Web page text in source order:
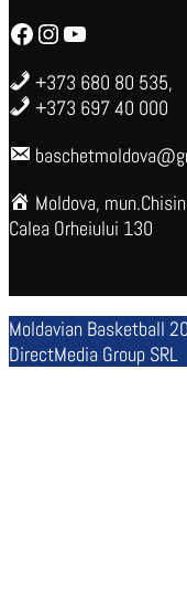
Facebook Instagram YouTube
+373 680 80 535,
+373 697 40 000
Moldova,
Calea Orheiului 130
Moldavian Basketball
DirectMedia Group SRL